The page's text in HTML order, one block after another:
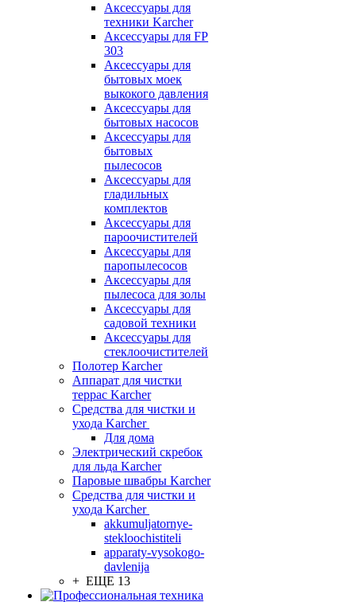
Аксессуары для
техники Karcher
Аксессуары для FP
303
Аксессуары для
бытовых моек
выкокого давления
Аксессуары для
бытовых насосов
Аксессуары для
бытовых
пылесосов
Аксессуары для
гладильных
комплектов
Аксессуары для
пароочистителей
Аксессуары для
паропылесосов
Аксессуары для
пылесоса для золы
Аксессуары для
садовой техники
Аксессуары для
стеклоочистителей
Полотер Karcher
Аппарат для чистки
террас Karcher
Средства для чистки и
ухода Karcher
Для дома
Электрический скребок
для льда Karcher
Паровые швабры Karcher
Средства для чистки и
ухода Karcher
akkumuljatornye-
stekloochistiteli
apparaty-vysokogo-
davlenija
+ ЕЩЕ 13